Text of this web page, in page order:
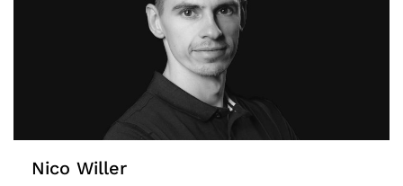
Nico Willer